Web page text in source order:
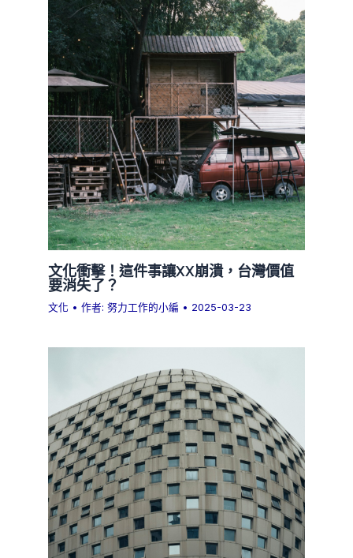
文化衝擊！這件事讓XX崩潰，台灣價值
要消失了？
文化 • 作者:努力工作的小編 • 2025-03-23